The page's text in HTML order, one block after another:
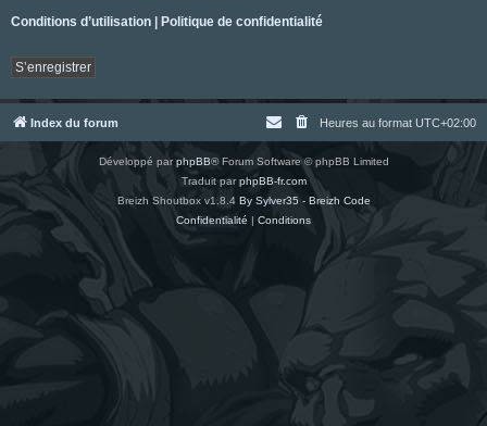
Conditions d’utilisation | Politique de confidentialité
S’enregistrer
Index du forum Heures au format UTC+02:00
Développé parphpBB® Forum Software © phpBB Limited
Traduit parphpBB-fr.com
Breizh Shoutbox v1.8.4 By Sylver35 - Breizh Code
Confidentialité | Conditions